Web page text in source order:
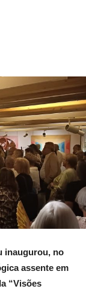
inaugurou, no
assente em
“Visões